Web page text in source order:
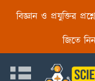
বিজ্ঞান ও প্রযুক্তির
জিতে